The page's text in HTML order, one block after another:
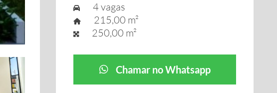
4 vagas
215,00 m²
250,00 m²
Chamar no Whatsapp